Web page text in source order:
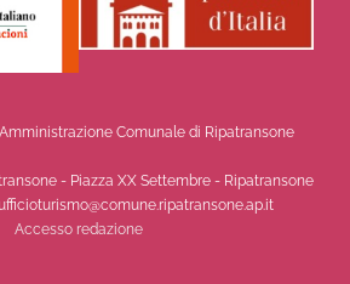
| Amministrazione Comunale di Ripatransone
- Piazza XX Settembre - Ripatransone
Accesso redazione